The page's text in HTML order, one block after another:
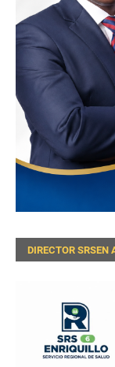
DIRECTOR SRSEN